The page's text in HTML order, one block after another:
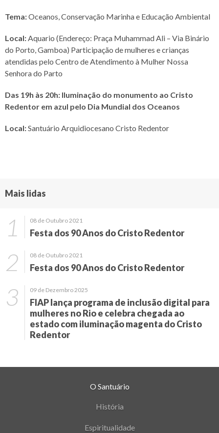
Tema:Oceanos, Conservação Marinha e Educação Ambiental
Local:Aquario (Endereço: Praça Muhammad Ali – Via Binário
do Porto, Gamboa) Participação de mulheres e crianças
atendidas pelo Centro de Atendimento à Mulher Nossa
Senhora do Parto
Das 19h às 20h: Iluminação do monumento ao Cristo
Redentor em azul pelo Dia Mundial dos Oceanos
Local:Santuário Arquidiocesano Cristo Redentor
Mais lidas
08 de Outubro 2021
Festa dos 90 Anos do Cristo Redentor
08 de Outubro 2021
Festa dos 90 Anos do Cristo Redentor
09 de Dezembro 2025
FIAP lança programa de inclusão digital para
mulheres no Rio e celebra chegada ao
estado com iluminação magenta do Cristo
Redentor
O Santuário
História
Espiritualidade